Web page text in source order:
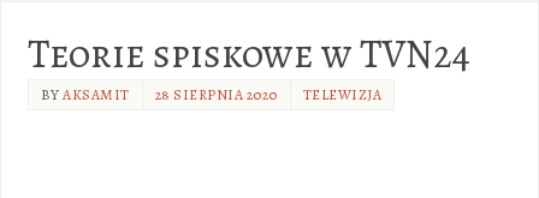
Teorie spiskowe w TVN24
BYAKSAMIT 28 SIERPNIA 2020 TELEWIZJA